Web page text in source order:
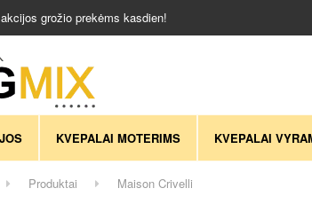
grožio prekėms kasdien!
KVEPALAI MOTERIMS KVEPALAI
Produktai Maison Crivelli